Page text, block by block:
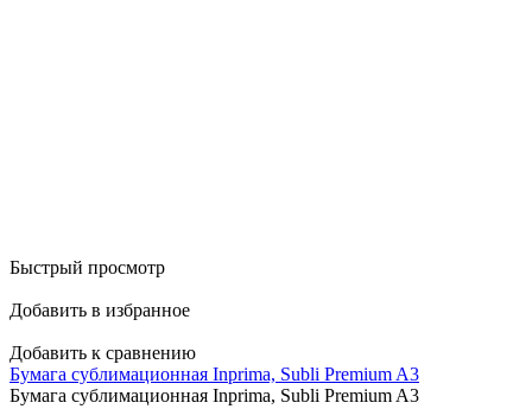
Быстрый просмотр
Добавить в избранное
Добавить к сравнению
Бумага сублимационная Inprima, Subli Premium A3
Бумага сублимационная Inprima, Subli Premium A3